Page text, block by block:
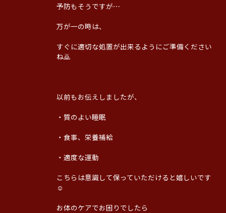
予防もそうですが⋯
万が一の時は、
すぐに適切な処置が出来るようにご準備ください
ね🙇
以前もお伝えしましたが、
・質のよい睡眠
・食事、栄養補給
・適度な運動
こちらは意識して保っていただけると嬉しいです
☺️
お体のケアでお困りでしたら